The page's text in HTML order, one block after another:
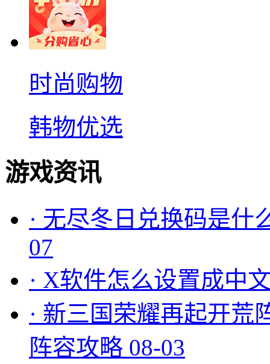
时尚购物
韩物优选
游戏资讯
· 无尽冬日兑换码是什
07
· X软件怎么设置成中
· 新三国荣耀再起开荒
阵容攻略 08-03